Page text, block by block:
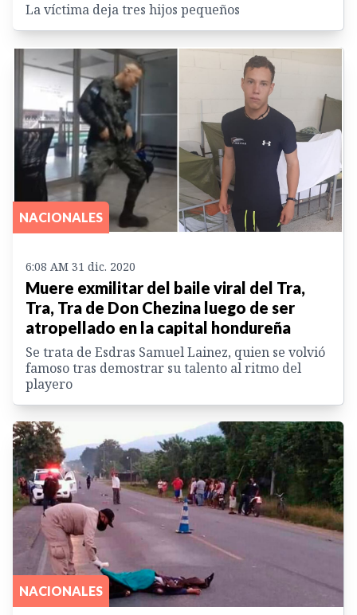
La víctima deja tres hijos pequeños
NACIONALES
6:08 AM 31 dic. 2020
Muere exmilitar del baile viral del Tra,
Tra, Tra de Don Chezina luego de ser
atropellado en la capital hondureña
Se trata de Esdras Samuel Lainez, quien se volvió
famoso tras demostrar su talento al ritmo del
playero
NACIONALES